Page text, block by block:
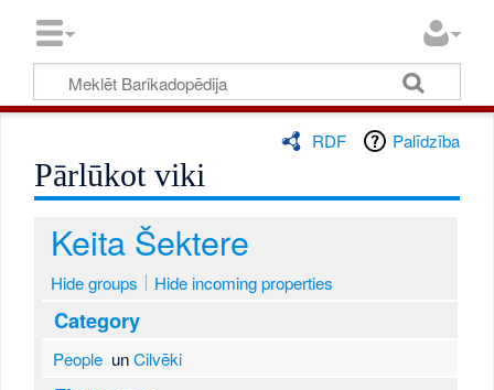
RDF Palīdzība
Pārlūkot viki
Keita Šektere
Hide groups Hide incoming properties
Category
PeopleunCilvēki